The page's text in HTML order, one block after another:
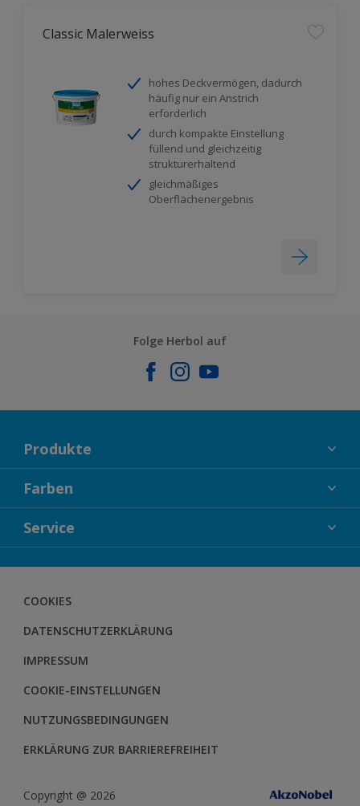
Classic Malerweiss
hohes Deckvermögen, dadurch
häufig nur ein Anstrich
erforderlich
durch kompakte Einstellung
füllend und gleichzeitig
strukturerhaltend
gleichmäßiges
Oberflächenergebnis
Folge Herbol auf
Produkte
FASSADENFARBEN
INNENFARBEN
LACKE
BODENSYSTEM
Farben
KOLLEKTIONEN
FARBTRENDS
FARBBERATUNG
Service
HERBOL NACHRICHTEN
HERBOL WERBEMITTELSHOP
SCHULUNGEN
COOKIES
DATENSCHUTZERKLÄRUNG
IMPRESSUM
COOKIE-EINSTELLUNGEN
NUTZUNGSBEDINGUNGEN
ERKLÄRUNG ZUR BARRIEREFREIHEIT
Copyright @ 2026